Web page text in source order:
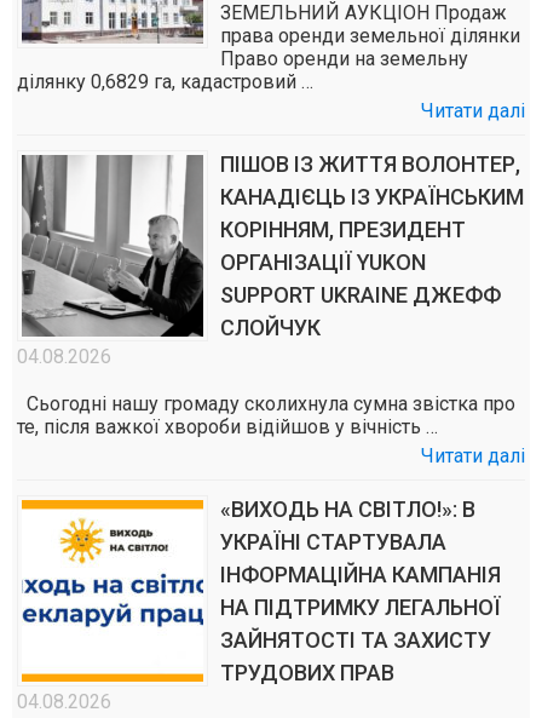
ЗЕМЕЛЬНИЙ АУКЦІОН Продаж
права оренди земельної ділянки
Право оренди на земельну
ділянку 0,6829 га, кадастровий …
Читати далі
ПІШОВ ІЗ ЖИТТЯ ВОЛОНТЕР,
КАНАДІЄЦЬ ІЗ УКРАЇНСЬКИМ
КОРІННЯМ, ПРЕЗИДЕНТ
ОРГАНІЗАЦІЇ YUKON
SUPPORT UKRAINE ДЖЕФФ
СЛОЙЧУК
04.08.2026
Сьогодні нашу громаду сколихнула сумна звістка про
те, після важкої хвороби відійшов у вічність …
Читати далі
«ВИХОДЬ НА СВІТЛО!»: В
УКРАЇНІ СТАРТУВАЛА
ІНФОРМАЦІЙНА КАМПАНІЯ
НА ПІДТРИМКУ ЛЕГАЛЬНОЇ
ЗАЙНЯТОСТІ ТА ЗАХИСТУ
ТРУДОВИХ ПРАВ
04.08.2026